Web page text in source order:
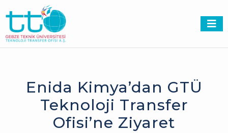
Enida Kimya’dan GTÜ
Teknoloji Transfer
Ofisi’ne Ziyaret